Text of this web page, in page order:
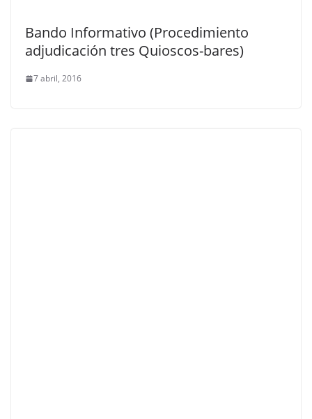
Bando Informativo (Procedimiento
adjudicación tres Quioscos-bares)
7 abril, 2016